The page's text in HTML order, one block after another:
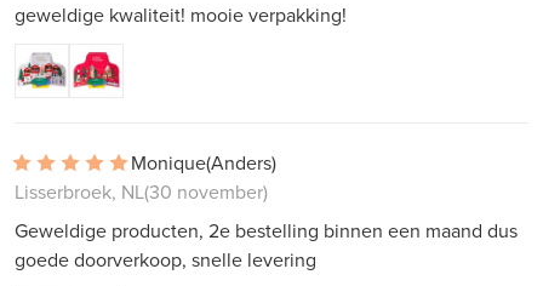
geweldige kwaliteit! mooie verpakking!
Monique(Anders)
Lisserbroek, NL(30 november)
Geweldige producten, 2e bestelling binnen een maand dus
goede doorverkoop, snelle levering